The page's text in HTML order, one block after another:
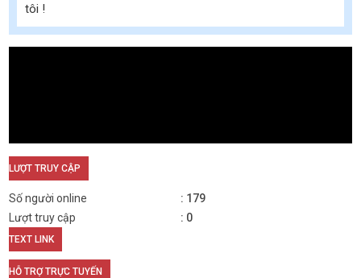
tôi !
LƯỢT TRUY CẬP
Số người online
179
Lượt truy cập
0
TEXT LINK
HỖ TRỢ TRỰC TUYẾN